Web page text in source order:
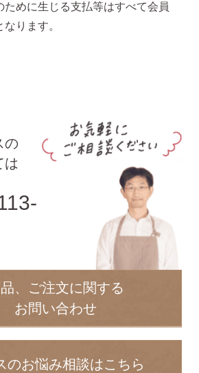
のこだわり
ついて
ギフト
ために生じる支払等はすべて会員
ります。
の
は
、ご注文に関する
お問い合わせ
のお悩み相談はこちら